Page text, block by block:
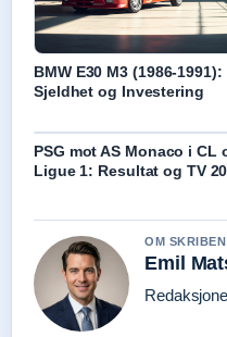
BMW E30 M3 (1986-1991):
Sjeldhet og Investering
PSG mot AS Monaco i CL
Ligue 1: Resultat og TV
OM
Emil